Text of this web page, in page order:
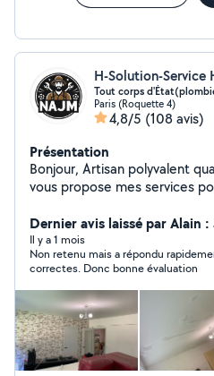
murs endommagés
H-Solution-Service
Tout corps
Paris (Roquette 4)
4,8/5 (108 avis)
Présentation
Bonjour, Artisan polyvalent qualifié, sérieux et réactif, je
vous propose mes services
un haut niveau de qualité et de finition.
installation sanitaire
dépannage de WC, éviers,
et receveurs de douche.
fuite ou panne urgente. Installation électrique &
dépannage Petits travaux
réparations, pannes et mises en
carrelage & sols Petits
carrelage, lino, parquet et
Dernier avis laissé par Alain
Il y a 1 mois
Non retenu mais a répondu
correctes. Donc bonne évaluation